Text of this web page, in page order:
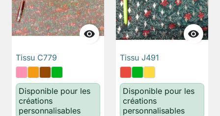

Tissu C779
Disponible pour les
créations
personnalisables

Tissu J491
Disponible pour les
créations
personnalisables